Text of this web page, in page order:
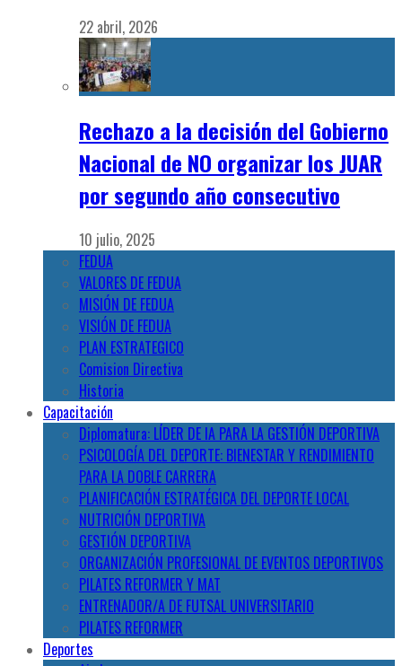
22 abril, 2026
Rechazo a la decisión del Gobierno
Nacional de NO organizar los JUAR
por segundo año consecutivo
10 julio, 2025
FEDUA
VALORES DE FEDUA
MISIÓN DE FEDUA
VISIÓN DE FEDUA
PLAN ESTRATEGICO
Comision Directiva
Historia
Capacitación
Diplomatura: LÍDER DE IA PARA LA GESTIÓN DEPORTIVA
PSICOLOGÍA DEL DEPORTE: BIENESTAR Y RENDIMIENTO
PARA LA DOBLE CARRERA
PLANIFICACIÓN ESTRATÉGICA DEL DEPORTE LOCAL
NUTRICIÓN DEPORTIVA
GESTIÓN DEPORTIVA
ORGANIZACIÓN PROFESIONAL DE EVENTOS DEPORTIVOS
PILATES REFORMER Y MAT
ENTRENADOR/A DE FUTSAL UNIVERSITARIO
PILATES REFORMER
Deportes